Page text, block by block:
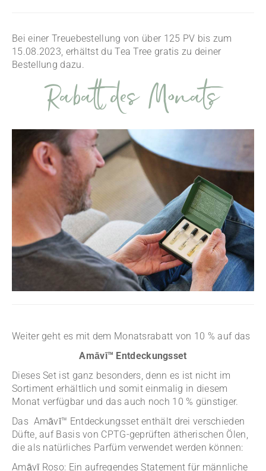
Bei einer Treuebestellung von über 125 PV bis zum
15.08.2023, erhältst du Tea Tree gratis zu deiner
Bestellung dazu.
Rabatt des Monats
Weiter geht es mit dem Monatsrabatt von 10 % auf das
Amāvī™ Entdeckungsset
Dieses Set ist ganz besonders, denn es ist nicht im
Sortiment erhältlich und somit einmalig in diesem
Monat verfügbar und das auch noch 10 % günstiger.
Das Amāvī™ Entdeckungsset enthält drei verschieden
Düfte, auf Basis von CPTG-geprüften ätherischen Ölen,
die als natürliches Parfüm verwendet werden können:
Amāvī Roso: Ein aufregendes Statement für männliche